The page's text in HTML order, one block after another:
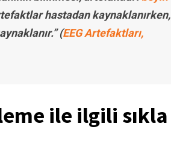
hastadan kaynaklanırken,
(EEG Artefaktları,
ile ilgili sıkla